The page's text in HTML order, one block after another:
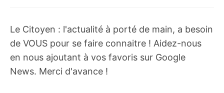
Le Citoyen : l'actualité à porté de main, a besoin
de VOUS pour se faire connaitre ! Aidez-nous
en nous ajoutant à vos favoris sur Google
News. Merci d'avance !